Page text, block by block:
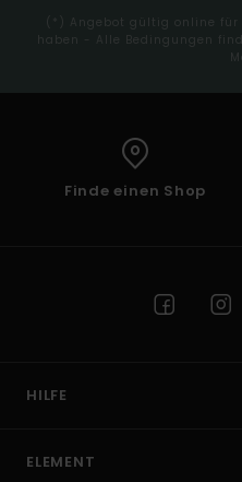
(*) Angebot gültig online
haben - Alle Bedingungen
Finde einen Shop
HILFE
ELEMENT